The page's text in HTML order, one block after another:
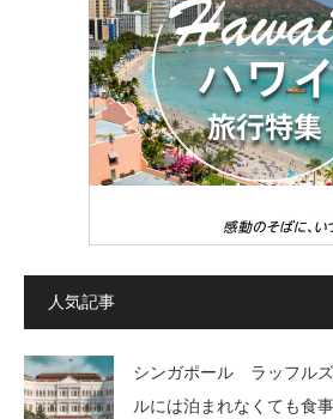
人気記事
シンガポール ラッフル
ルには泊まれなくても食